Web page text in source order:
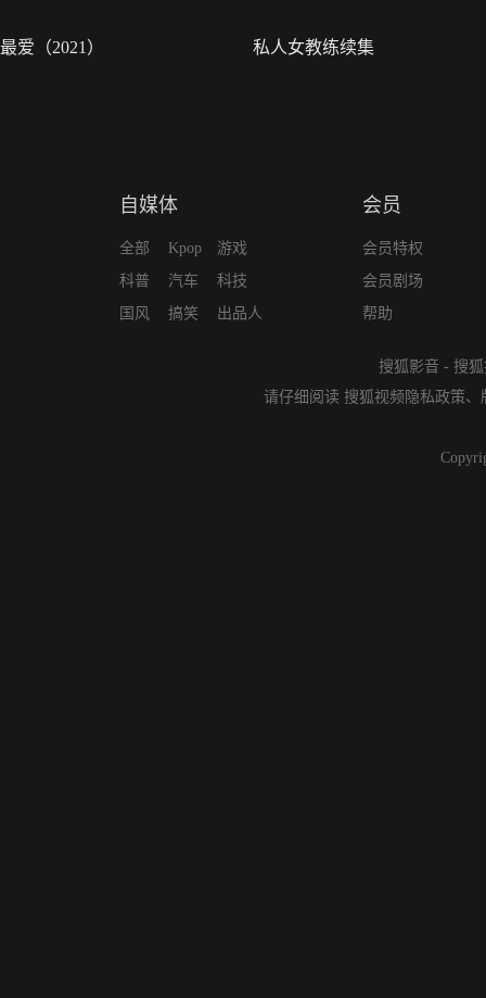
最爱（2021） 私人女教练续集
自媒体
全部
科普
国风
Kpop
汽车
搞笑
游戏
科技
出品人
会员
会员特权
会员剧场
帮助
搜狐影音 - 搜
请仔细阅读 搜狐视频隐私政策、